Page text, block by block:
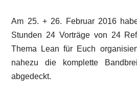
Am 25. + 26. Februar 2016
Stunden 24 Vorträge von 24
Thema Lean für Euch
nahezu die komplette
abgedeckt.